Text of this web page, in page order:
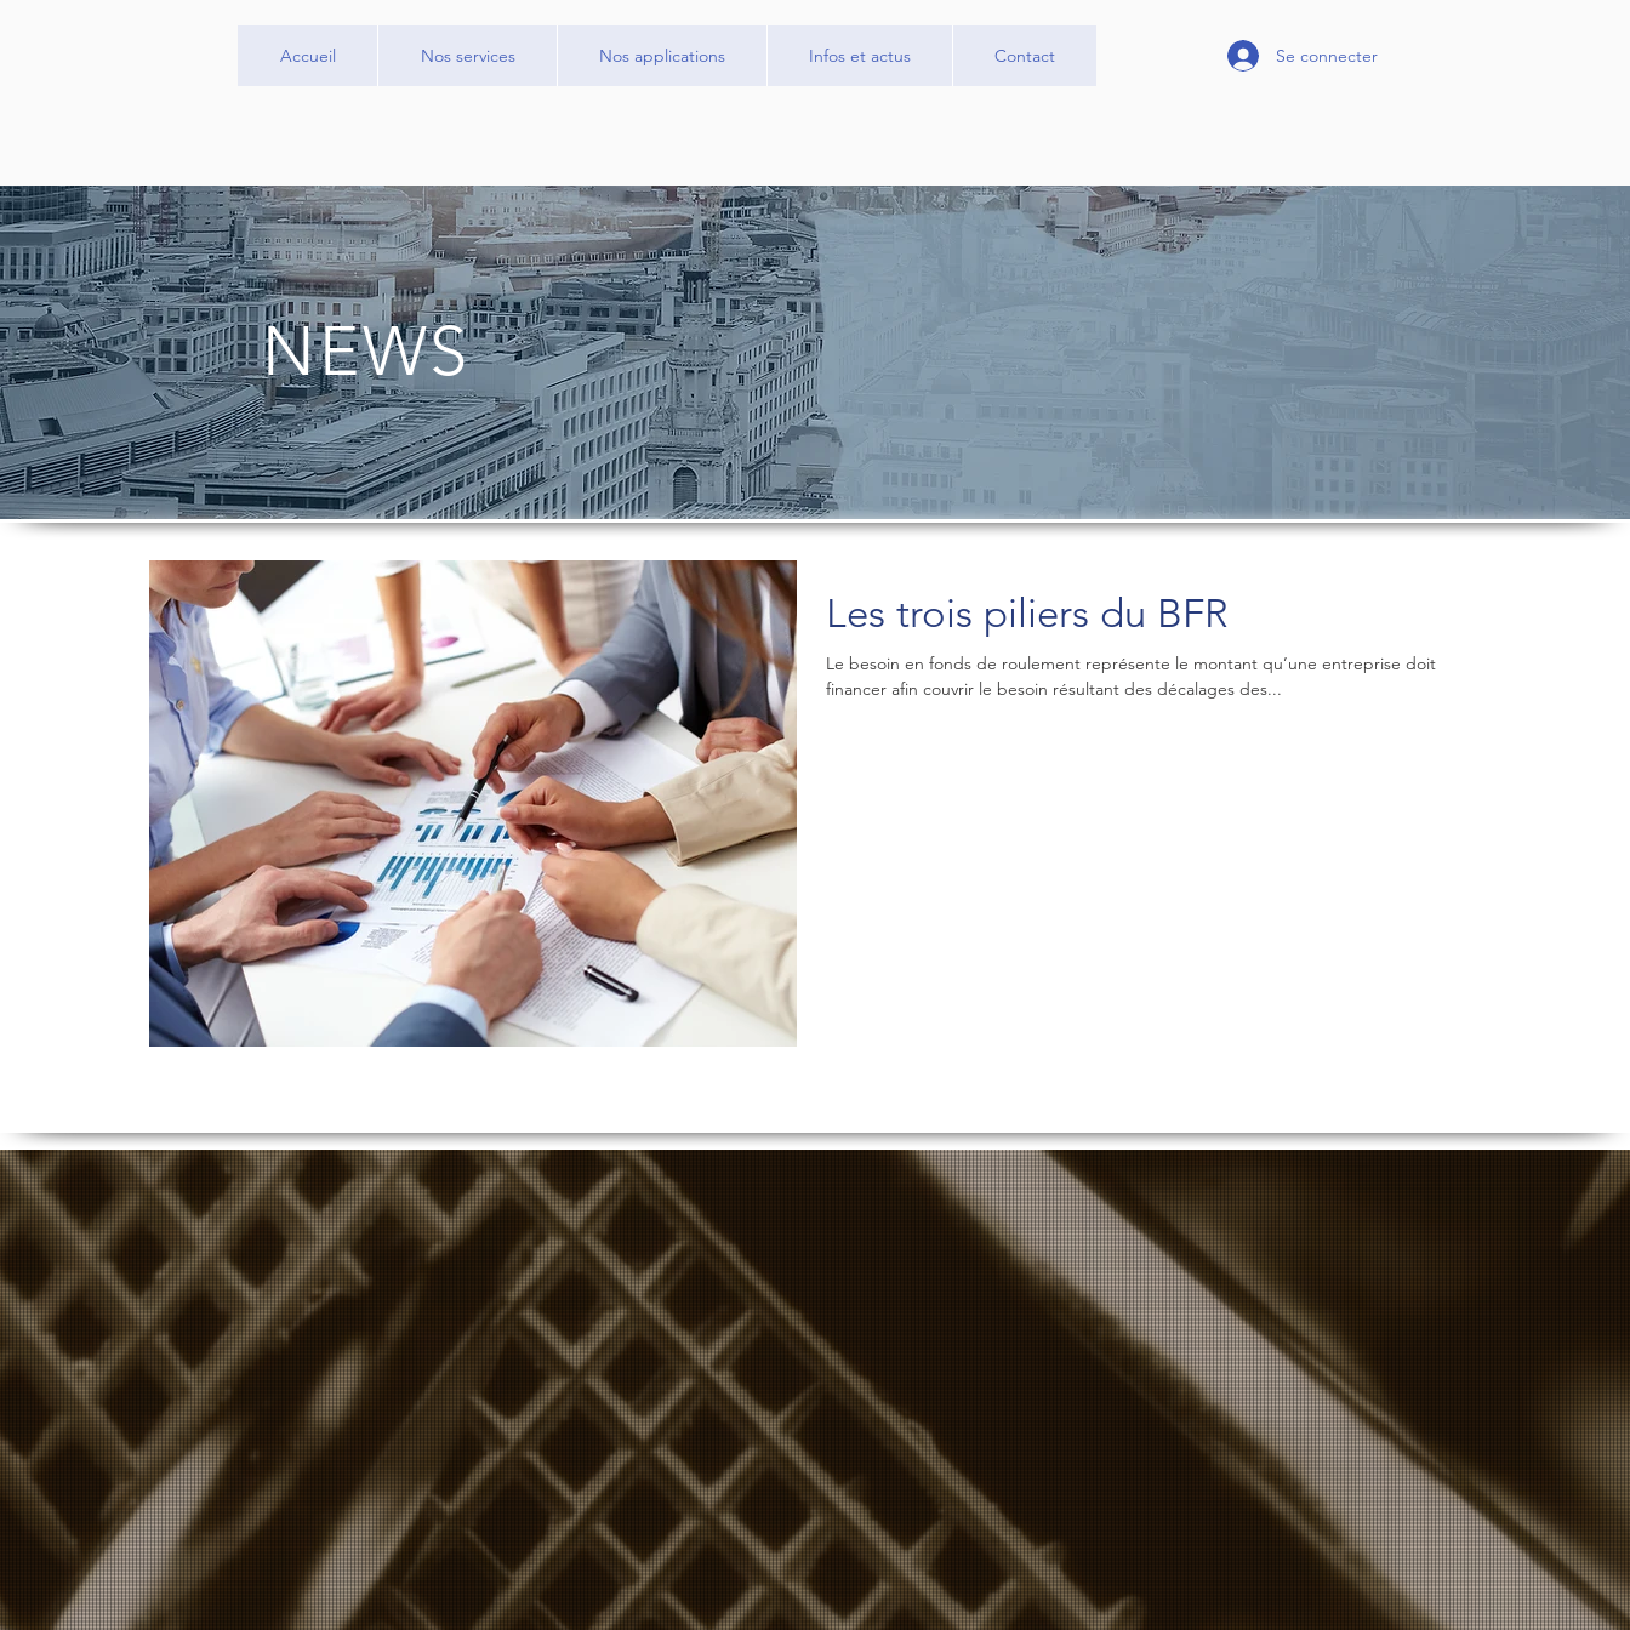
Accueil Nos services Nos applications Infos et actus Contact Se connecter
NEWS
Les trois piliers du BFR
Le besoin en fonds de roulement représente le montant qu’une entreprise doit
financer afin couvrir le besoin résultant des décalages des...